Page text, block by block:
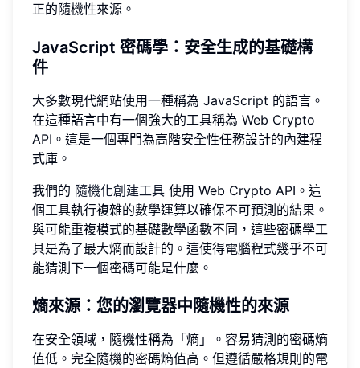
正的隨機性來源。
JavaScript 密碼學：安全生成的基礎構
件
大多數現代網站使用一種稱為 JavaScript 的語言。
在這種語言中有一個強大的工具稱為 Web Crypto
API。這是一個專門為高階安全性任務設計的內建程
式庫。
我們的 隨機化創建工具 使用 Web Crypto API。這
個工具執行複雜的數學運算以確保不可預測的結果。
與可能重複模式的基礎數學函數不同，這些密碼學工
具是為了最大熵而設計的。這使得電腦程式幾乎不可
能猜測下一個密碼可能是什麼。
熵來源：您的瀏覽器中隨機性的來源
在安全領域，隨機性稱為「熵」。容易猜測的密碼熵
值低。完全隨機的密碼熵值高。但遵循嚴格規則的電